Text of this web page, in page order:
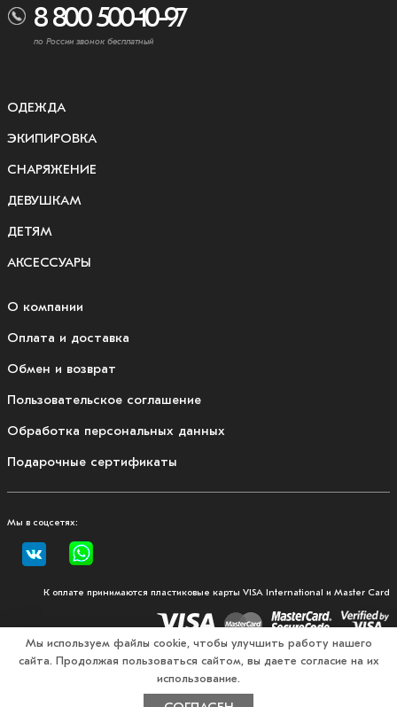
8 800 500-10-97
по России звонок бесплатный
ОДЕЖДА
ЭКИПИРОВКА
СНАРЯЖЕНИЕ
ДЕВУШКАМ
ДЕТЯМ
АКСЕССУАРЫ
О компании
Оплата и доставка
Обмен и возврат
Пользовательское соглашение
Обработка персональных данных
Подарочные сертификаты
Мы в соцсетях:
К оплате принимаются пластиковые карты VISA International и Master Card
© 2026, Fullmount — магазин одежды и экипировки для
Мы используем файлы cookie, чтобы улучшить работу нашего
сайта. Продолжая пользоваться сайтом, вы даете согласие на их
использование.